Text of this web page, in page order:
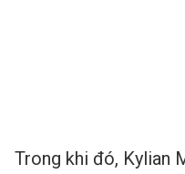
Trong khi đó, Kylian